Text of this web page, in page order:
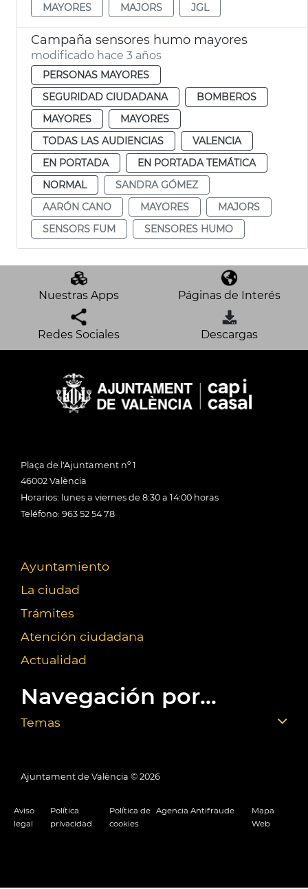
MAYORES
MAJORS JGL
Campaña sensores humo mayores
modificado hace 3 años
PERSONAS MAYORES
SEGURIDAD CIUDADANA
BOMBEROS
MAYORES
MAYORES
TODAS LAS AUDIENCIAS
VALENCIA
EN PORTADA
EN PORTADA TEMÁTICA
NORMAL
SANDRA GÓMEZ
AARÓN CANO
MAYORES
MAJORS
SENSORS FUM
SENSORES HUMO
Nuestras Apps Páginas de Interés
Redes Sociales Descargas
Plaça de l'Ajuntament nº 1
46002 València
Horarios: lunes a viernes de 8:30 a 14:00 horas
Teléfono: 963 52 54 78
Ayuntamiento
La ciudad
Trámites
Atención ciudadana
Actualidad
Navegación por...
Temas
Ajuntament de València © 2026
Aviso
legal
Política
privacidad
Política de
cookies
Agencia Antifraude
Mapa
Web